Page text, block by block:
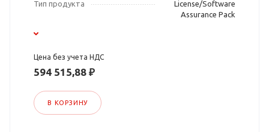
Тип продукта
License/Software
Assurance Pack
Цена без учета НДС
594 515,88 ₽
В КОРЗИНУ